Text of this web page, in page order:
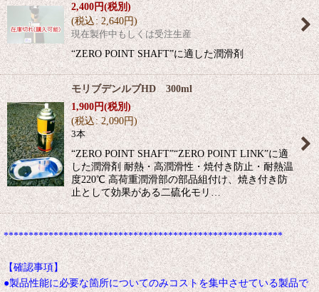
2,400円(税別)
(税込: 2,640円)
現在製作中もしくは受注生産
“ZERO POINT SHAFT”に適した潤滑剤
モリブデンルブHD 300ml
1,900円(税別)
(税込: 2,090円)
3本
“ZERO POINT SHAFT”“ZERO POINT LINK”に適
した潤滑剤 耐熱・高潤滑性・焼付き防止・耐熱温
度220℃ 高荷重潤滑部の部品組付け、焼き付き防
止として効果がある二硫化モリ…
********************************************************
【確認事項】
●製品性能に必要な箇所についてのみコストを集中させている製品で